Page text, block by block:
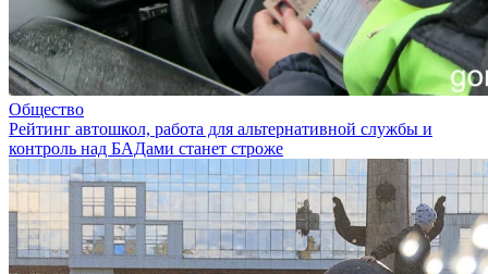
Общество
Рейтинг автошкол, работа для альтернативной службы и
контроль над БАДами станет строже